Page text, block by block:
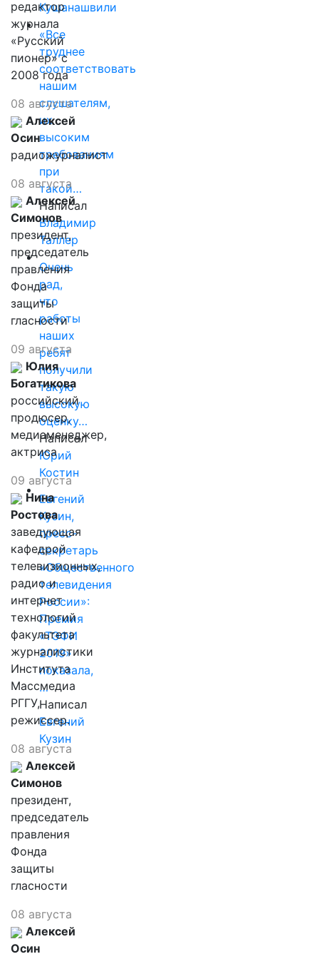
Кушанашвили
«Все
труднее
соответствовать
нашим
слушателям,
их
высоким
требованиям
при
такой…
Написал
Владимир
Таллер
Очень
рад,
что
работы
наших
ребят
получили
такую
высокую
оценку…
Написал
Юрий
Костин
Евгений
Кузин,
пресс-
секретарь
«Общественного
телевидения
России»:
Премия
«ТЭФИ
2019»
показала,
…
Написал
Евгений
Кузин
редактор
журнала
«Русский
пионер» с
2008 года
08 августа
Алексей
Осин
радиожурналист
08 августа
Алексей
Симонов
президент,
председатель
правления
Фонда
защиты
гласности
09 августа
Юлия
Богатикова
российский
продюсер,
медиаменеджер,
актриса
09 августа
Нина
Ростова
заведующая
кафедрой
телевизионных,
радио и
интернет
технологий
факультета
журналистики
Института
Массмедиа
РГГУ,
режиссер.
08 августа
Алексей
Симонов
президент,
председатель
правления
Фонда
защиты
гласности
08 августа
Алексей
Осин